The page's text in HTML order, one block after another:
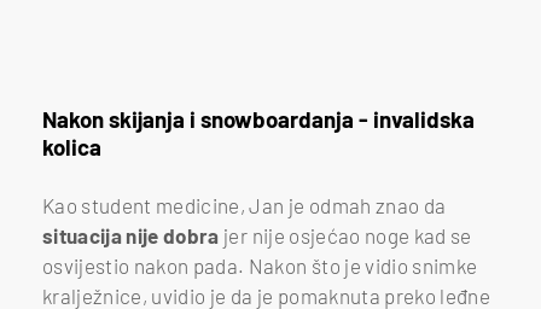
Nakon skijanja i snowboardanja - invalidska
kolica
Kao student medicine, Jan je odmah znao da
situacija nije dobra jer nije osjećao noge kad se
osvijestio nakon pada. Nakon što je vidio snimke
kralježnice, uvidio je da je pomaknuta preko leđne